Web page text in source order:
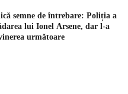
semne de întrebare: Poliția a
lui Ionel Arsene, dar l-a
următoare